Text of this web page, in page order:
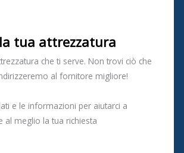
tua attrezzatura
che ti serve. Non trovi ciò che
al fornitore migliore!
e le informazioni per aiutarci a
al meglio la tua richiesta